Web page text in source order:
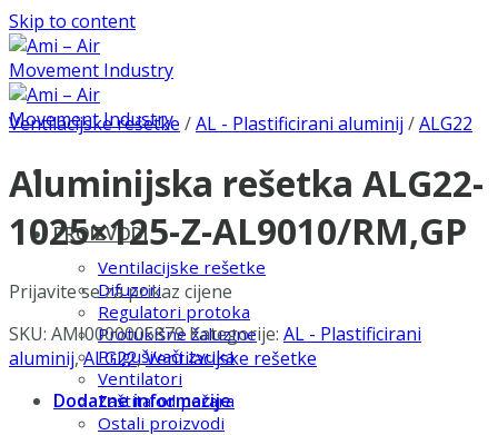
Skip to content
PROIZVODI
Ventilacijske rešetke
Difuzori
Regulatori protoka
Protukišne žaluzine
Prigušivači zvuka
Ventilatori
Zaštita od požara
Ostali proizvodi
Ventilacijske rešetke /AL - Plastificirani aluminij /ALG22
Aluminijska rešetka ALG22-
1025×125-Z-AL9010/RM,GP
Prijavite se za prikaz cijene
SKU: AMI0000005879 Kategorije: AL - Plastificirani
aluminij,ALG22,Ventilacijske rešetke
Dodatne informacije